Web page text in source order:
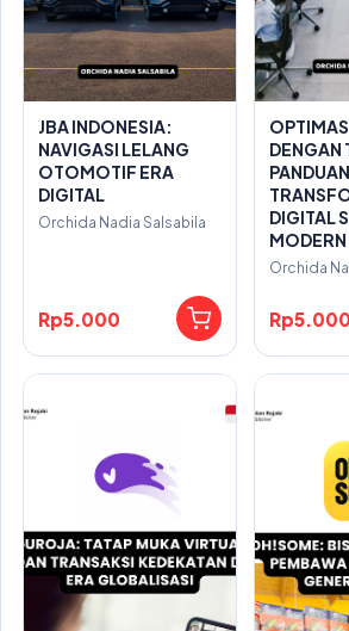
JBA INDONESIA:
NAVIGASI LELANG
OTOMOTIF ERA
DIGITAL
Orchida Nadia Salsabila
Rp5.000
DENGAN
DIGITAL
MODERN
Orchida
Rp5.000